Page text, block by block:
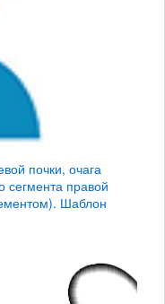
почки, очага
сегмента правой
Шаблон